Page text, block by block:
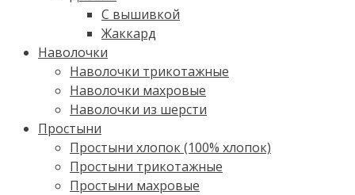
С вышивкой
Жаккард
Наволочки
Наволочки трикотажные
Наволочки махровые
Наволочки из шерсти
Простыни
Простыни хлопок (100% хлопок)
Простыни трикотажные
Простыни махровые